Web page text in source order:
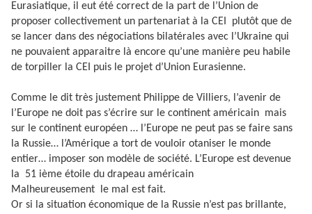
Eurasiatique, il eut été correct de la part de l’Union de
proposer collectivement un partenariat à la CEI
plutôt que de
se lancer dans des négociations bilatérales avec l’Ukraine qui
ne pouvaient apparaitre là encore qu’une manière peu habile
de torpiller la CEI puis le projet d’Union Eurasienne.
Comme le dit très justement Philippe de Villiers, l’avenir de
l’Europe ne doit pas s’écrire sur le continent américain mais
sur le continent européen … l’Europe ne peut pas se faire sans
la Russie… l’Amérique a tort de vouloir otaniser le monde
entier… imposer son modèle de société. L’Europe est devenue
la
51 ième étoile du drapeau américain
Malheureusement
le mal est fait.
Or si la situation économique de la Russie n’est pas brillante,